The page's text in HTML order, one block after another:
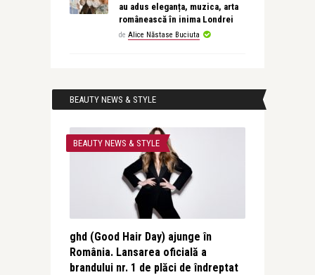
au adus eleganța, muzica, arta
românească în inima Londrei
de Alice Năstase Buciuta
BEAUTY NEWS & STYLE
BEAUTY NEWS & STYLE
ghd (Good Hair Day) ajunge în
România. Lansarea oficială a
brandului nr. 1 de plăci de îndreptat